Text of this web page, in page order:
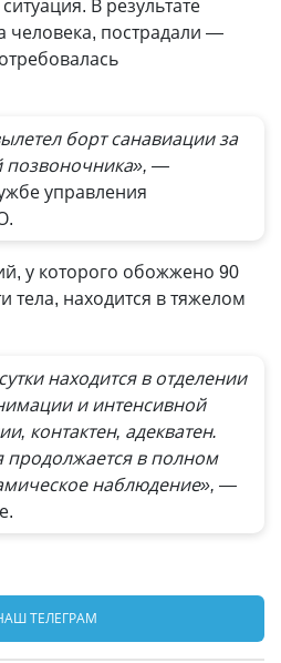
В результате
человека, пострадали —
борт санавиации за
позвоночника», —
управления
у которого обожжено 90
тела, находится в тяжелом
находится в отделении
и интенсивной
контактен, адекватен.
продолжается в полном
наблюдение», —
ТЕЛЕГРАМ